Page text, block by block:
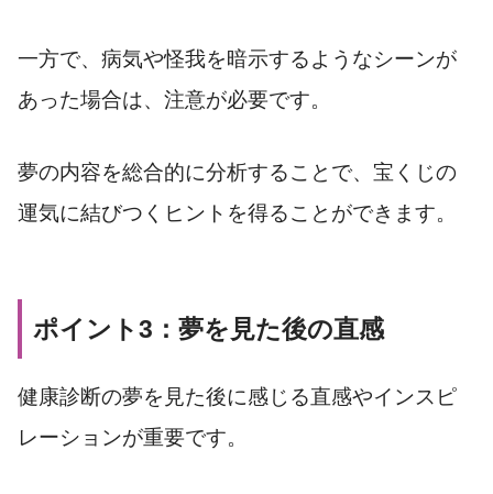
一方で、病気や怪我を暗示するようなシーンが
あった場合は、注意が必要です。
夢の内容を総合的に分析することで、宝くじの
運気に結びつくヒントを得ることができます。
ポイント3：夢を見た後の直感
健康診断の夢を見た後に感じる直感やインスピ
レーションが重要です。